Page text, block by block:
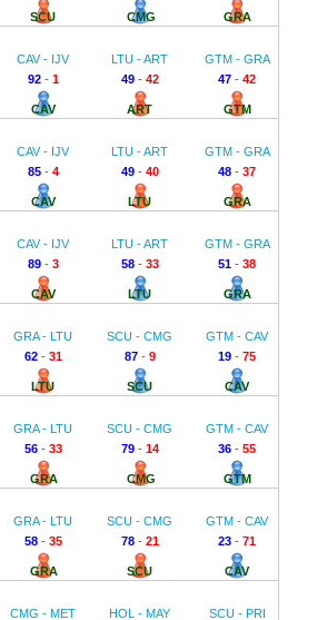
SCU CMG GRA
CAV - IJV
92- 1
CAV
LTU - ART
49- 42
ART
GTM - GRA
47 - 42
GTM
CAV - IJV
85- 4
CAV
LTU - ART
49- 40
LTU
GTM - GRA
48 - 37
GRA
CAV - IJV
89- 3
CAV
LTU - ART
58- 33
LTU
GTM - GRA
51 - 38
GRA
GRA - LTU
62- 31
LTU
SCU - CMG
87- 9
SCU
GTM - CAV
19 - 75
CAV
GRA - LTU
56- 33
GRA
SCU - CMG
79- 14
CMG
GTM - CAV
36 - 55
GTM
GRA - LTU
58- 35
GRA
SCU - CMG
78- 21
SCU
GTM - CAV
23 - 71
CAV
CMG - MET HOL - MAY SCU - PRI